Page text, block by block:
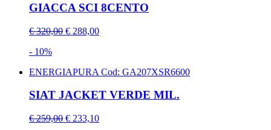
GIACCA SCI 8CENTO
€ 320,00 € 288,00
- 10%
ENERGIAPURA Cod: GA207XSR6600
SIAT JACKET VERDE MIL.
€ 259,00 € 233,10